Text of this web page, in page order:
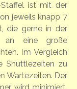
Staffel ist mit der
jeweils knapp 7
die gerne in der
an eine große
Im Vergleich
Shuttlezeiten zu
Wartezeiten. Der